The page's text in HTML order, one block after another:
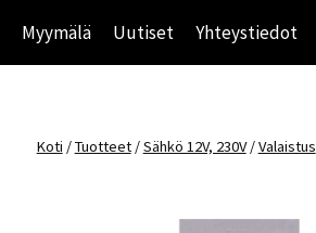
Myymälä Uutiset Yhteystiedot
Koti /Tuotteet /Sähkö 12V, 230V /Valaistus